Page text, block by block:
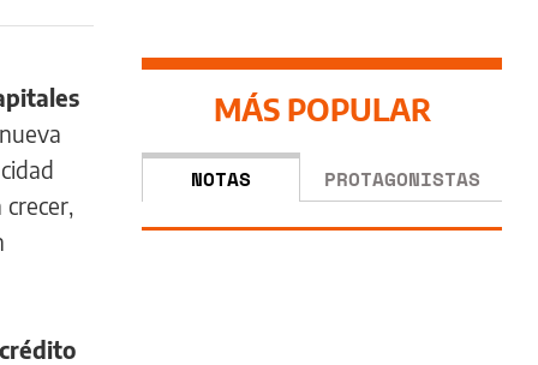
MÁS POPULAR
NOTAS PROTAGONISTAS